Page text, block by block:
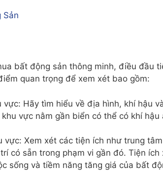
bất động sản thông minh, điều đầu
quan trọng để xem xét bao gồm:
Hãy tìm hiểu về địa hình, khí hậu
vực nằm gần biển có thể có khí
vực: Xem xét các tiện ích như trung
có sẵn trong phạm vi gần đó. Tiện ích
sống và tiềm năng tăng giá của bất